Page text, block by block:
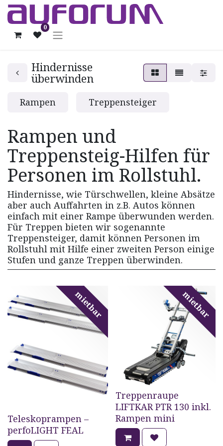
0
Hindernisse
überwinden
Rampen Treppensteiger
Rampen und
Treppensteig-Hilfen für
Personen im Rollstuhl.
Hindernisse, wie Türschwellen, kleine Absätze
aber auch Auffahrten in z.B. Autos können
einfach mit einer Rampe überwunden werden.
Für Treppen bieten wir sogenannte
Treppensteiger, damit können Personen im
Rollstuhl mit Hilfe einer zweiten Person einige
Stufen und ganze Treppen überwinden.
mietbar
Teleskoprampen –
perfoLIGHT FEAL
mietbar
Treppenraupe
LIFTKAR PTR 130 inkl.
Rampen mini